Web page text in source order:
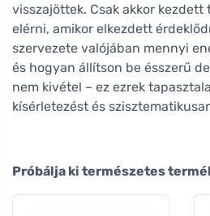
visszajöttek. Csak akkor
elérni, amikor elkezdett
szervezete valójában mennyi
és hogyan állítson be ésszerű
nem kivétel – ez ezrek
kísérletezést és
Próbálja ki természetes